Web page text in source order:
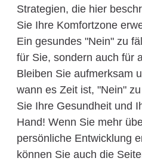
Strategien, die hier
Sie Ihre Komfortzone
Ein gesundes "Nein" zu
für Sie, sondern auch für
Bleiben Sie aufmerksam
wann es Zeit ist, "Nein"
Sie Ihre Gesundheit und
Hand! Wenn Sie mehr
persönliche Entwicklung
können Sie auch die